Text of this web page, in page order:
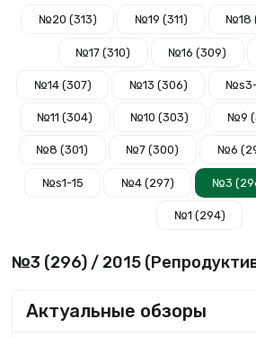
№20 (313) №19 (311) №18
№17 (310) №16 (309)
№14 (307) №13 (306) №s3-
№11 (304) №10 (303) №9
№8 (301) №7 (300) №6
№s1-15 №4 (297) №3
№1 (294)
№3 (296) / 2015
Актуальные обзоры